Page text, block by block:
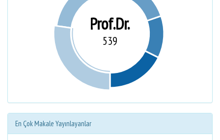
Prof.Dr.
539
En Çok Makale Yayınlayanlar